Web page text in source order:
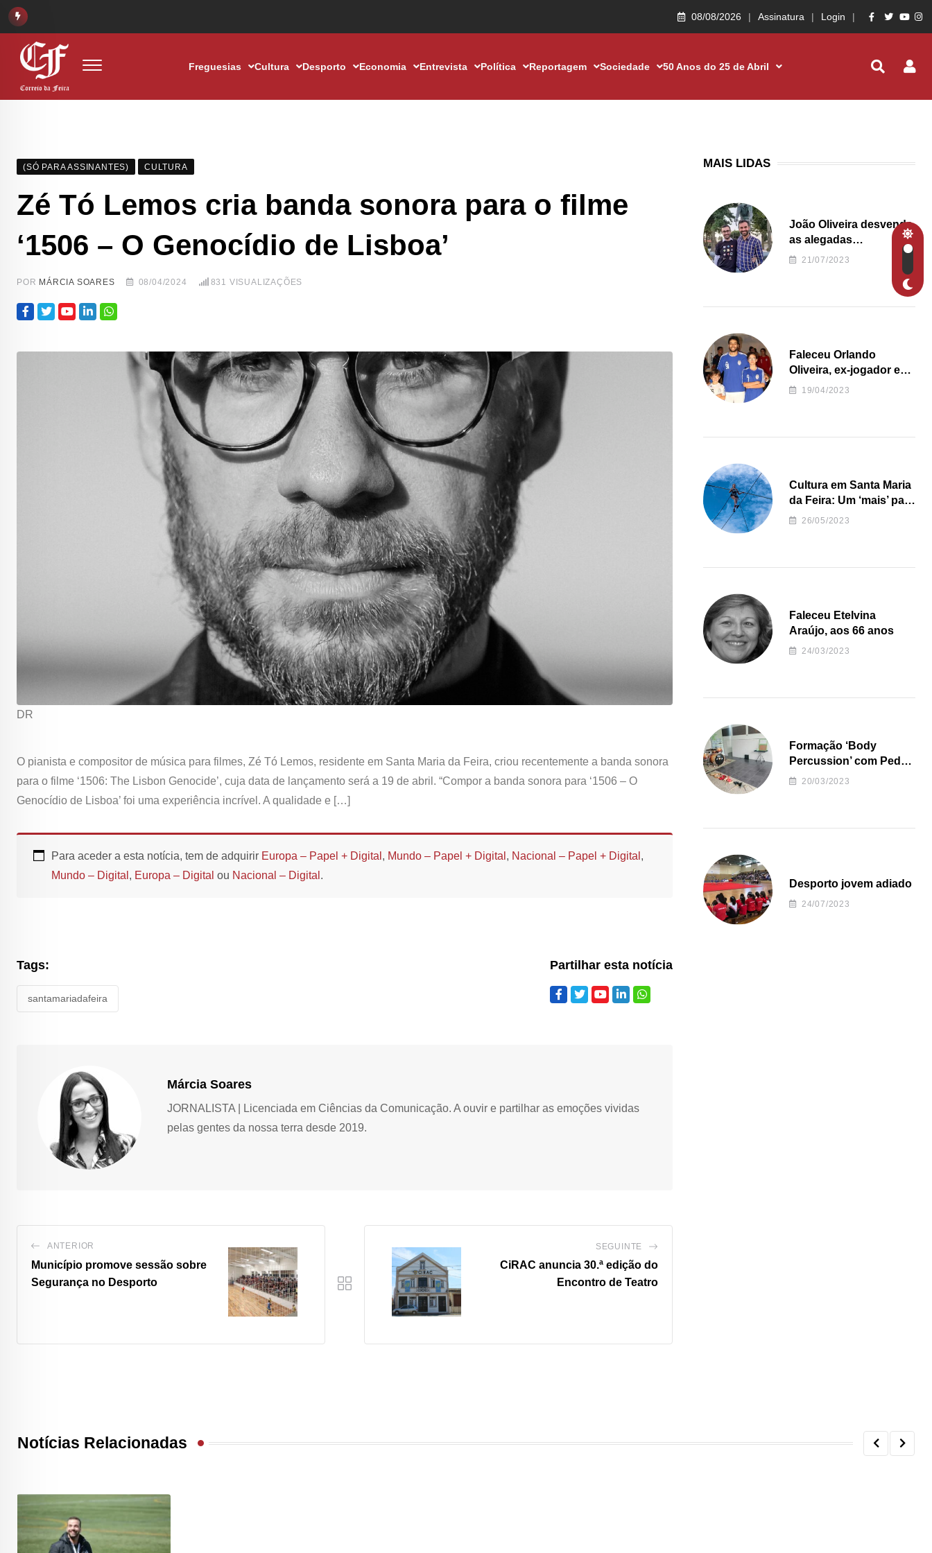
08/08/2026 Assinatura Login
Freguesias Cultura Desporto Economia Entrevista Política Reportagem Sociedade 50 Anos do 25 de Abril
(SÓ PARA ASSINANTES) CULTURA
Zé Tó Lemos cria banda sonora para o filme
‘1506 – O Genocídio de Lisboa’
POR MÁRCIA SOARES 08/04/2024 831 VISUALIZAÇÕES
DR
O pianista e compositor de música para filmes, Zé Tó Lemos, residente em Santa Maria da Feira, criou recentemente a banda sonora
para o filme ‘1506: The Lisbon Genocide’, cuja data de lançamento será a 19 de abril. “Compor a banda sonora para ‘1506 – O
Genocídio de Lisboa’ foi uma experiência incrível. A qualidade e […]
Para aceder a esta notícia, tem de adquirir Europa – Papel + Digital , Mundo – Papel + Digital , Nacional – Papel + Digital ,
Mundo – Digital , Europa – Digital ou Nacional – Digital .
Tags:
santamariadafeira
Partilhar esta notícia
Márcia Soares
JORNALISTA | Licenciada em Ciências da Comunicação. A ouvir e partilhar as emoções vividas
pelas gentes da nossa terra desde 2019.
ANTERIOR
Município promove sessão sobre
Segurança no Desporto
SEGUINTE
CiRAC anuncia 30.ª edição do
Encontro de Teatro
MAIS LIDAS
João Oliveira desvenda
as alegadas
irregularidades da
Junta de Freguesia S.
21/07/2023
Faleceu Orlando
Oliveira, ex-jogador e
treinador da formação
19/04/2023
Cultura em Santa Maria
da Feira: Um ‘mais’ para
o Concelho
26/05/2023
Faleceu Etelvina
Araújo, aos 66 anos
24/03/2023
Formação ‘Body
Percussion’ com Pedro
Almeida
20/03/2023
Desporto jovem adiado
24/07/2023
Notícias Relacionadas